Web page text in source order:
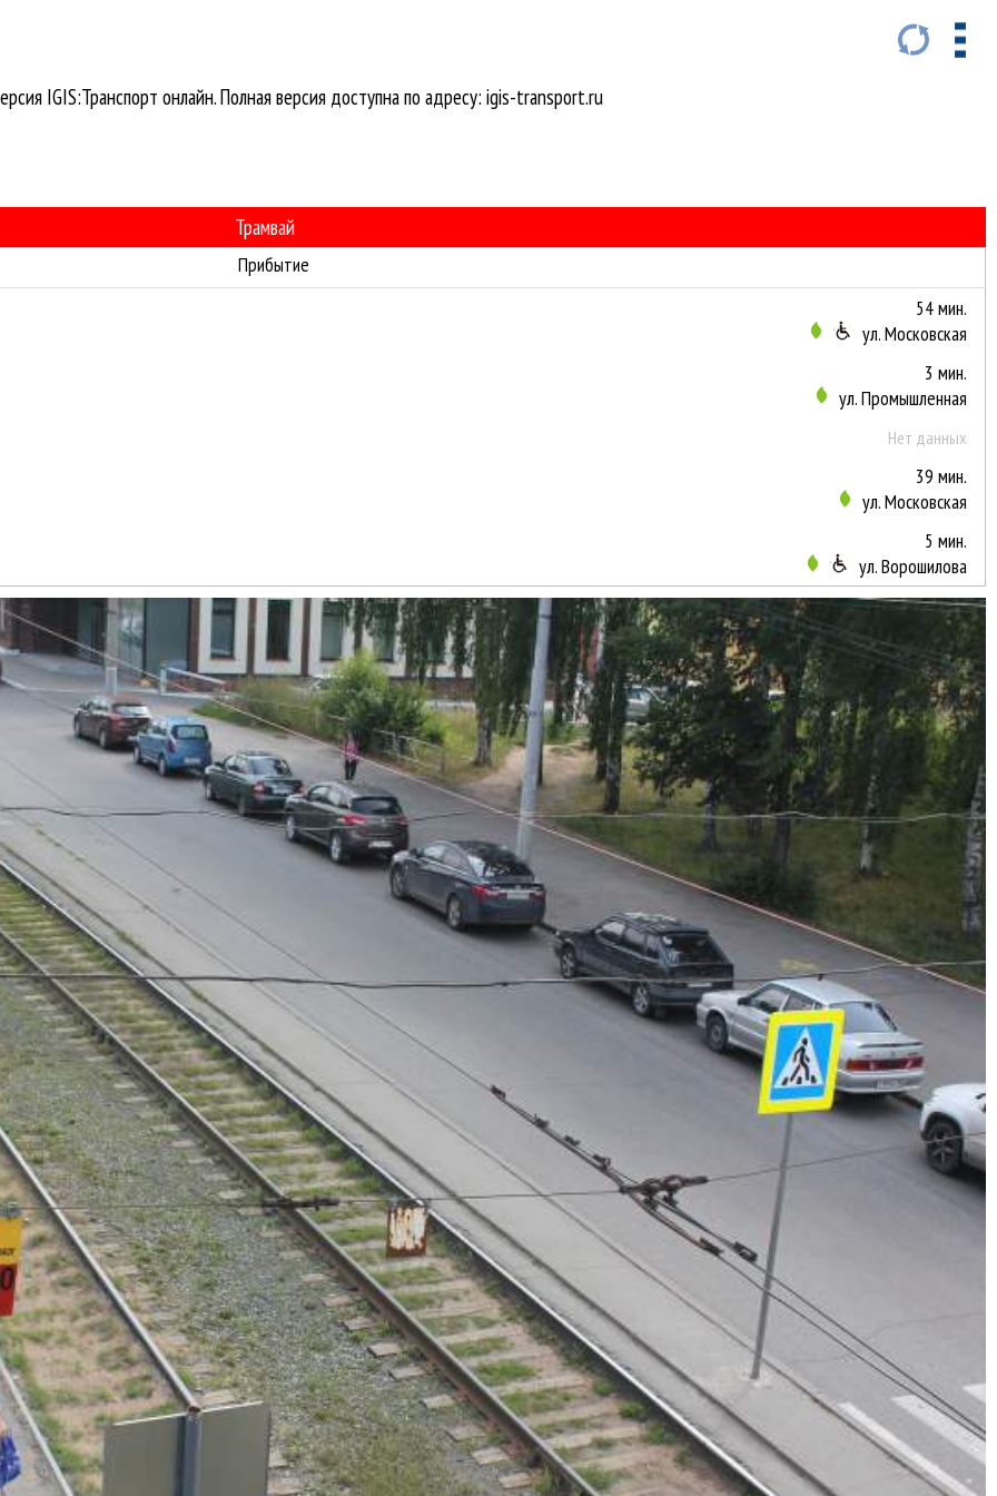
IGIS:Транспорт онлайн. Полная версия доступна по адресу: igis-transport.ru
Трамвай
Прибытие
54 мин.
ул. Московская
3 мин.
ул. Промышленная
Нет данных
39 мин.
ул. Московская
5 мин.
ул. Ворошилова